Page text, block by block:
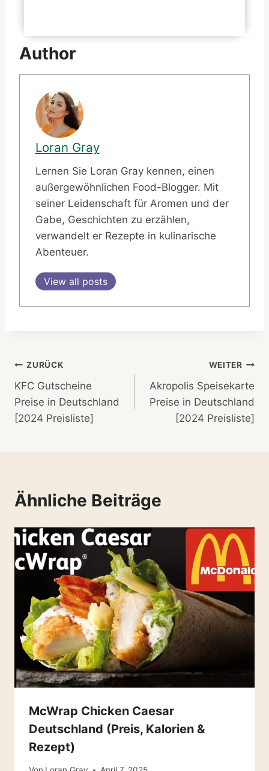
Author
Loran Gray
Lernen Sie Loran Gray kennen, einen
außergewöhnlichen Food-Blogger. Mit
seiner Leidenschaft für Aromen und der
Gabe, Geschichten zu erzählen,
verwandelt er Rezepte in kulinarische
Abenteuer.
View all posts
Beitragsnavigation
ZURÜCK
KFC Gutscheine
Preise in Deutschland
[2024 Preisliste]
WEITER
Akropolis Speisekarte
Preise in Deutschland
[2024 Preisliste]
Ähnliche Beiträge
McWrap Chicken Caesar
Deutschland (Preis, Kalorien &
Rezept)